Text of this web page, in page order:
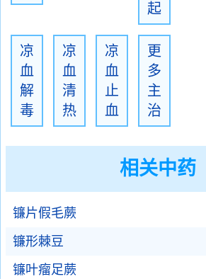
起
凉
血
解
毒
凉
血
清
热
凉
血
止
血
更
多
主
治
相关中药
镰片假毛蕨
镰形棘豆
镰叶瘤足蕨